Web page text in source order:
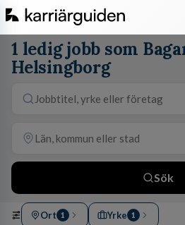
1 ledig jobb som
Helsingborg
Sök
Ort 1 Yrke 1